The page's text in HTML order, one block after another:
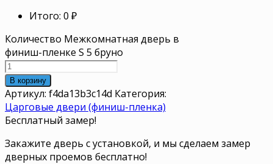
Итого: 0 ₽
Количество Межкомнатная дверь в
финиш-пленке S 5 бруно
В корзину
Артикул: f4da13b3c14d Категория:
Царговые двери (финиш-пленка)
Бесплатный замер!
Закажите дверь с установкой, и мы сделаем замер
дверных проемов бесплатно!